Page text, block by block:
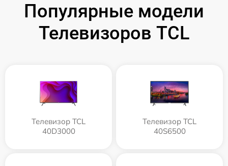
Популярные модели
Телевизоров TCL
Телевизор TCL
40D3000
Телевизор TCL
40S6500